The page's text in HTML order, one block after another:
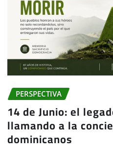
PERSPECTIVA
14 de Junio: el
llamando a la
dominicanos